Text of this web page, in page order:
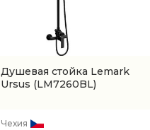
Душевая стойка Lemark
Ursus (LM7260BL)
Чехия